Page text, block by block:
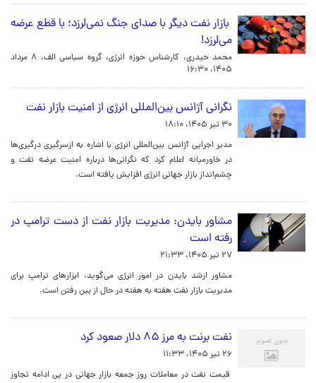
بازار نفت دیگر با صدای جنگ نمی‌لرزد؛ با قطع عرضه
می‌لرزد!
محمد حیدری، کارشناس حوزه انرژی، گروه سیاسی الف،
۸ مرداد
۱۴۰۵، ۱۶:۳۰
نگرانی آژانس بین‌المللی انرژی از امنیت بازار نفت
۳۰ تیر ۱۴۰۵، ۱۸:۱۰
مدیر اجرایی آژانس بین‌المللی انرژی با اشاره به ازسرگیری درگیری‌ها
در خاورمیانه اعلام کرد که نگرانی‌ها درباره امنیت عرضه نفت و
چشم‌انداز بازار جهانی انرژی افزایش یافته است.
مشاور بایدن: مدیریت بازار نفت از دست ترامپ در
رفته است
۲۷ تیر ۱۴۰۵، ۲۱:۳۳
مشاور ارشد بایدن در امور انرژی می‌گوید، ابزارهای ترامپ برای
مدیریت بازار نفت هفته به هفته در حال از بین رفتن است.
نفت برنت به مرز ۸۵ دلار صعود کرد
۲۶ تیر ۱۴۰۵، ۱۱:۳۳
قیمت نفت در معاملات روز جمعه بازار جهانی در پی ادامه تجاوز